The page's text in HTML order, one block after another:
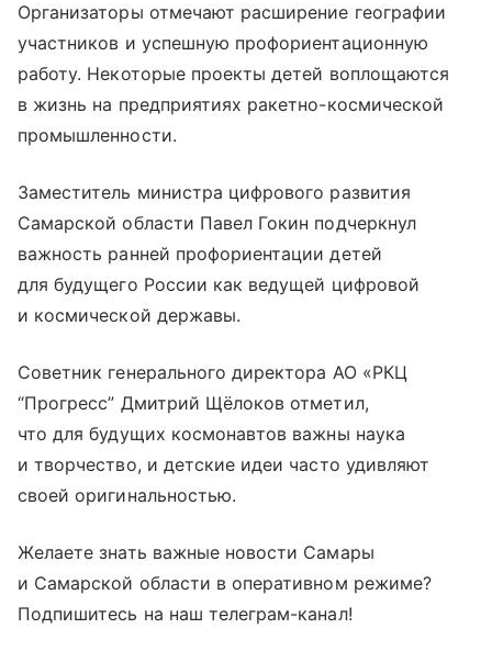
Организаторы отмечают расширение географии
участников и успешную профориентационную
работу. Некоторые проекты детей воплощаются
в жизнь на предприятиях ракетно-космической
промышленности.
Заместитель министра цифрового развития
Самарской области Павел Гокин подчеркнул
важность ранней профориентации детей
для будущего России как ведущей цифровой
и космической державы.
Советник генерального директора АО «РКЦ
“Прогресс” Дмитрий Щёлоков отметил,
что для будущих космонавтов важны наука
и творчество, и детские идеи часто удивляют
своей оригинальностью.
Желаете знать важные новости Самары
и Самарской области в оперативном режиме?
Подпишитесь на наш телеграм-канал!